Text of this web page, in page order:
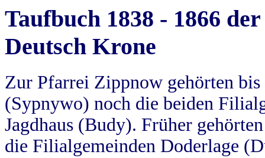
Taufbuch 1838 - 1866
Deutsch Krone
Zur Pfarrei Zippnow gehörten
(Sypnywo) noch die beiden
Jagdhaus (Budy). Früher
die Filialgemeinden Doderlage